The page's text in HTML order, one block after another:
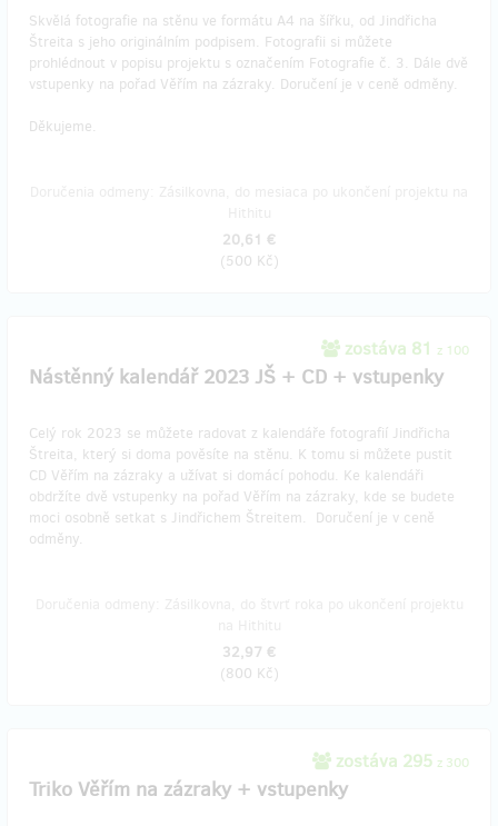
Skvělá fotografie na stěnu ve formátu A4 na šířku, od Jindřicha
Štreita s jeho originálním podpisem. Fotografii si můžete
prohlédnout v popisu projektu s označením Fotografie č. 3. Dále dvě
vstupenky na pořad Věřím na zázraky. Doručení je v ceně odměny.
Děkujeme.
20,61 €
(500 Kč)
zostáva 81 z 100
Nástěnný kalendář 2023 JŠ + CD + vstupenky
Celý rok 2023 se můžete radovat z kalendáře fotografií Jindřicha
Štreita, který si doma pověsíte na stěnu. K tomu si můžete pustit
CD Věřím na zázraky a užívat si domácí pohodu. Ke kalendáři
obdržíte dvě vstupenky na pořad Věřím na zázraky, kde se budete
moci osobně setkat s Jindřichem Štreitem. Doručení je v ceně
odměny.
32,97 €
(800 Kč)
zostáva 295 z 300
Triko Věřím na zázraky + vstupenky